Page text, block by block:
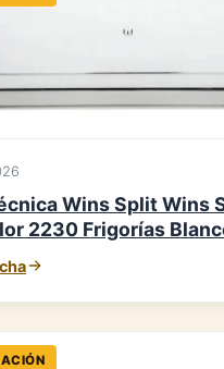
Wins Split Wins
2230 Frigorías